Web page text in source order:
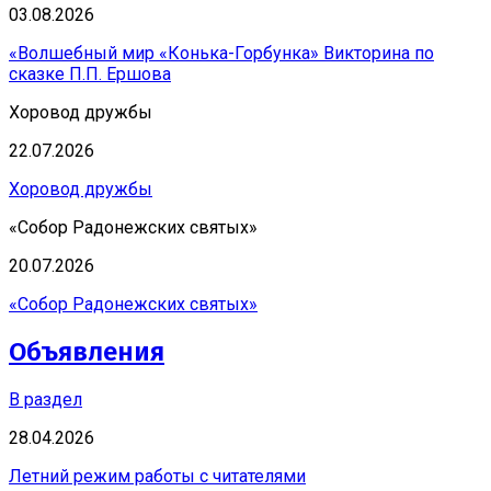
03.08.2026
«Волшебный мир «Конька-Горбунка» Викторина по
сказке П.П. Ершова
Хоровод дружбы
22.07.2026
Хоровод дружбы
«Собор Радонежских святых»
20.07.2026
«Собор Радонежских святых»
Объявления
В раздел
28.04.2026
Летний режим работы с читателями